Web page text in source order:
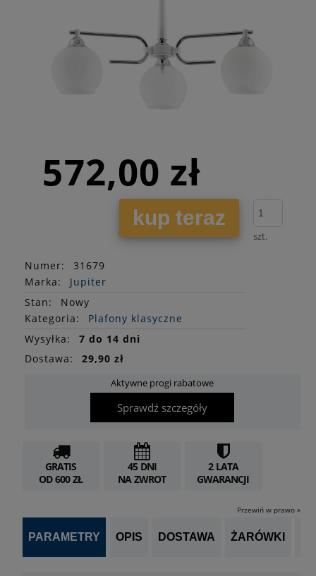
572,00 zł
kup teraz
szt.
Numer:
31679
Marka:
Jupiter
Stan:
Nowy
Kategoria:
Plafony klasyczne
Wysyłka:
7 do 14 dni
Dostawa:
29,90 zł
Aktywne progi rabatowe
Sprawdź szczegóły
GRATIS
OD 600 ZŁ
45 DNI
NA ZWROT
2 LATA
GWARANCJI
Przewiń w prawo »
PARAMETRY OPIS DOSTAWA ŻARÓWKI